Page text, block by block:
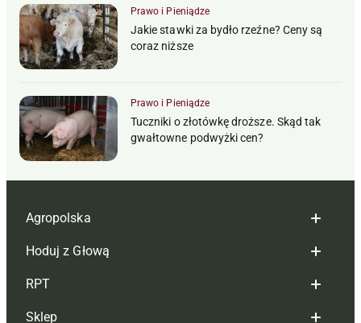
Prawo i Pieniądze
Jakie stawki za bydło rzeźne? Ceny są
coraz niższe
Prawo i Pieniądze
Tuczniki o złotówkę droższe. Skąd tak
gwałtowne podwyżki cen?
Agropolska
Redakcja
Reklama
Hoduj z Głową
Hoduj z głową bydło
RPT
Sklep